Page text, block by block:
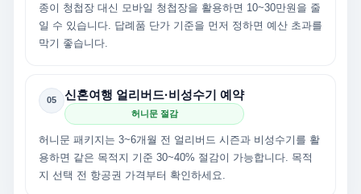
종이 청첩장 대신 모바일 청첩장을 활용하면 10~30만원을 줄
일 수 있습니다. 답례품 단가 기준을 먼저 정하면 예산 초과를
막기 좋습니다.
05 신혼여행 얼리버드·비성수기 예약
허니문 절감
허니문 패키지는 3~6개월 전 얼리버드 시즌과 비성수기를 활
용하면 같은 목적지 기준 30~40% 절감이 가능합니다. 목적
지 선택 전 항공권 가격부터 확인하세요.